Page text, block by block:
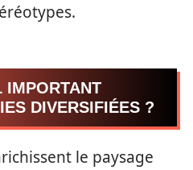
IMPORTANT
DIVERSIFIÉES ?
le paysage